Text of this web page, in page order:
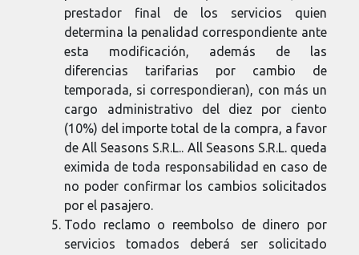
prestador final de los servicios quien
determina la penalidad correspondiente ante
esta modificación, además de las
diferencias tarifarias por cambio de
temporada, si correspondieran), con más un
cargo administrativo del diez por ciento
(10%) del importe total de la compra, a favor
de All Seasons S.R.L.. All Seasons S.R.L. queda
eximida de toda responsabilidad en caso de
no poder confirmar los cambios solicitados
por el pasajero.
Todo reclamo o reembolso de dinero por
servicios tomados deberá ser solicitado